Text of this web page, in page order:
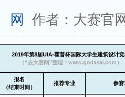
网
作者：大赛官
2019年第8届UIA-霍普杯国际大学生建筑设计
（“去大赛网”整理：www.godasai.com）
报名
（结束时间）
推荐专业 参